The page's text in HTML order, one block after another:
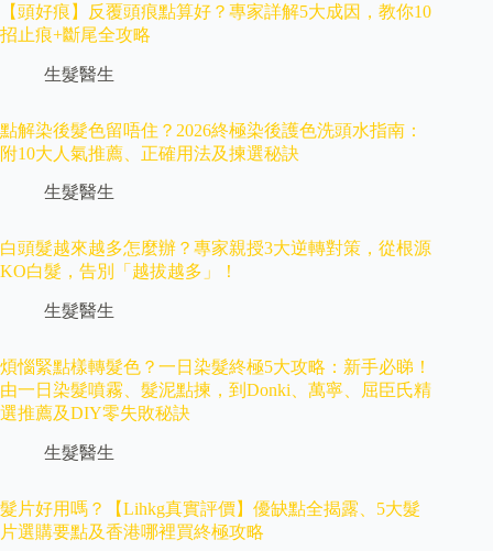
【頭好痕】反覆頭痕點算好？專家詳解5大成因，教你10
招止痕+斷尾全攻略
生髮醫生
點解染後髮色留唔住？2026終極染後護色洗頭水指南：
附10大人氣推薦、正確用法及揀選秘訣
生髮醫生
白頭髮越來越多怎麼辦？專家親授3大逆轉對策，從根源
KO白髮，告別「越拔越多」！
生髮醫生
煩惱緊點樣轉髮色？一日染髮終極5大攻略：新手必睇！
由一日染髮噴霧、髮泥點揀，到Donki、萬寧、屈臣氏精
選推薦及DIY零失敗秘訣
生髮醫生
髮片好用嗎？【Lihkg真實評價】優缺點全揭露、5大髮
片選購要點及香港哪裡買終極攻略